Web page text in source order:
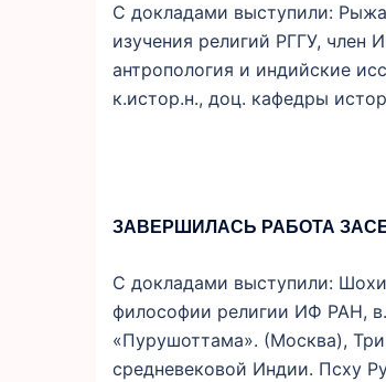
С докладами выступили:
изучения религий РГГУ, член
антропология и индийские
к.истор.н., доц. кафедры
ЗАВЕРШИЛАСЬ РАБОТА
С докладами выступили:
философии религии ИФ РАН,
«Пурушоттама». (Москва),
средневековой Индии. Псху